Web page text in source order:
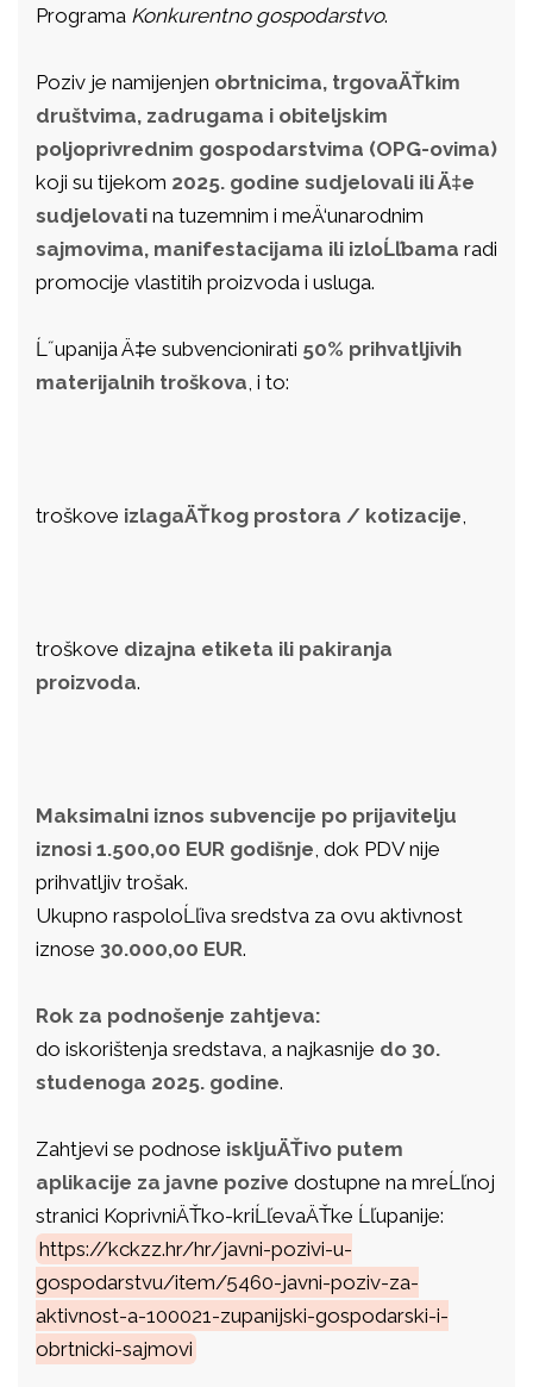
Programa Konkurentno gospodarstvo.
Poziv je namijenjen obrtnicima, trgovaÄŤkim
društvima, zadrugama i obiteljskim
poljoprivrednim gospodarstvima (OPG-ovima)
koji su tijekom 2025. godine sudjelovali ili Ä‡e
sudjelovati na tuzemnim i meÄ‘unarodnim
sajmovima, manifestacijama ili izloĹľbama radi
promocije vlastitih proizvoda i usluga.
Ĺ˝upanija Ä‡e subvencionirati 50% prihvatljivih
materijalnih troškova , i to:
troškove izlagaÄŤkog prostora / kotizacije
troškove dizajna etiketa ili pakiranja
proizvoda.
Maksimalni iznos subvencije po prijavitelju
iznosi 1.500,00 EUR godišnje , dok PDV nije
prihvatljiv trošak.
Ukupno raspoloĹľiva sredstva za ovu aktivnost
iznose 30.000,00 EUR.
Rok za podnošenje zahtjeva:
do iskorištenja sredstava, a najkasnije do 30.
studenoga 2025. godine.
Zahtjevi se podnose iskljuÄŤivo putem
aplikacije za javne pozive dostupne na mreĹľnoj
stranici KoprivniÄŤko-kriĹľevaÄŤke Ĺľupanije:
https://kckzz.hr/hr/javni-pozivi-u-
gospodarstvu/item/5460-javni-poziv-za-
aktivnost-a-100021-zupanijski-gospodarski-i-
obrtnicki-sajmovi